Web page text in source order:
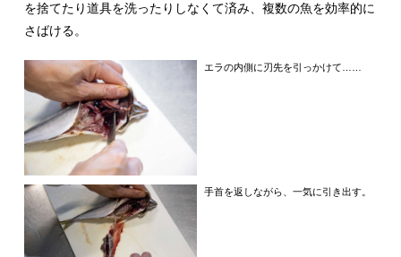
を捨てたり道具を洗ったりしなくて済み、複数の魚を効率的に
さばける。
エラの内側に刃先を引っかけて……
手首を返しながら、一気に引き出す。